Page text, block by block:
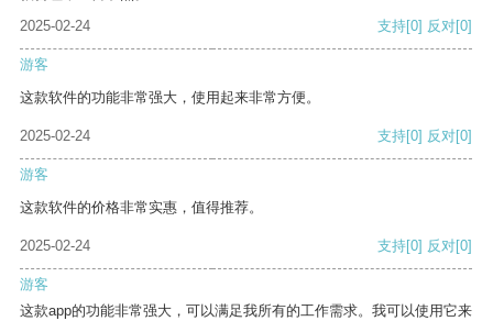
2025-02-24
支持[0] 反对[0]
游客
这款软件的功能非常强大，使用起来非常方便。
2025-02-24 支持[0] 反对[0]
游客
这款软件的价格非常实惠，值得推荐。
2025-02-24 支持[0] 反对[0]
游客
这款app的功能非常强大，可以满足我所有的工作需求。我可以使用它来